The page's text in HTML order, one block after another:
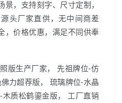
，支持刻字、尺寸定制，
头厂家直供，无中间商差
，价格优惠，满足不同供奉
版生产厂家， 先祖牌位-仿
力超荐版， 琉璃牌位-水晶
质松鹤鎏金版， 工厂直销